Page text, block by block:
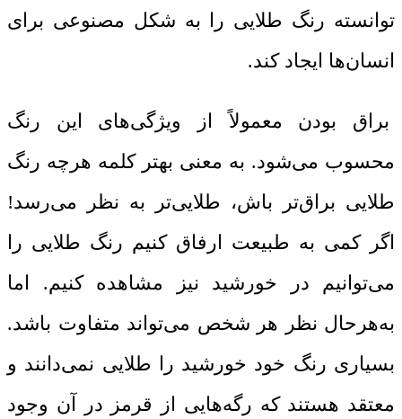
‌توانسته رنگ طلایی را به شکل مصنوعی برای
انسان‌ها ایجاد کند.
براق بودن معمولاً از ویژگی‌های این رنگ
محسوب می‌شود. به معنی بهتر کلمه هرچه رنگ
طلایی براق‌تر باش، طلایی‌تر به نظر می‌رسد!
اگر کمی به طبیعت ارفاق کنیم رنگ طلایی را
می‌توانیم در خورشید نیز مشاهده کنیم. اما
به‌هرحال نظر هر شخص می‌تواند متفاوت باشد.
بسیاری رنگ خود خورشید را طلایی نمی‌دانند و
معتقد هستند که رگه‌هایی از قرمز در آن وجود